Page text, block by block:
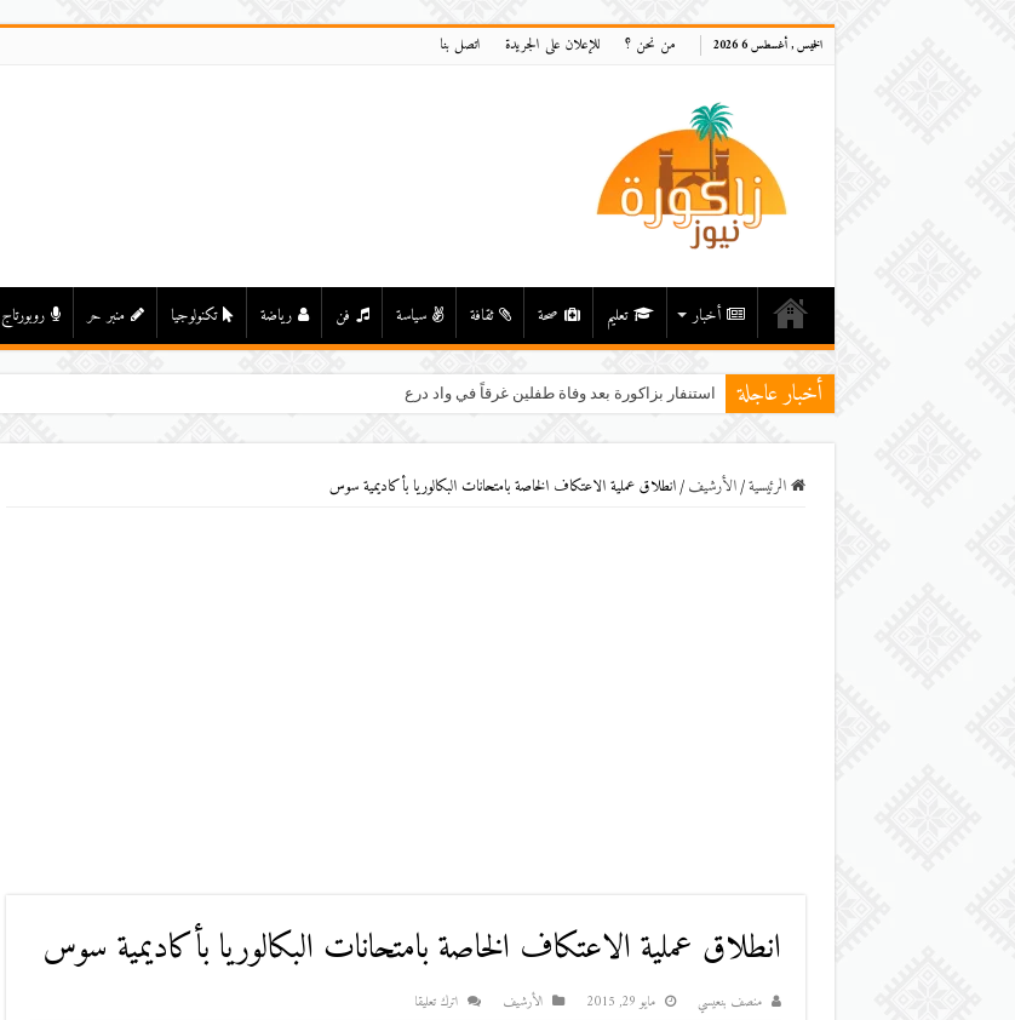
الخميس , أغسطس 6 2026 من نحن ؟ للإعلان على الجريدة اتصل بنا
أخبار تعليم صحة ثقافة سياسة فن رياضة تكنولوجيا منبر حر روبورتاج
أخبار عاجلة استنفار بزاكورة بعد وفاة طفلين غرقاً في واد درعة بأولاد يحيى لكراير
الرئيسية/اﻷرشيف/انطلاق عملية الاعتكاف الخاصة بامتحانات البكالوريا بأكاديمية سوس
انطلاق عملية الاعتكاف الخاصة بامتحانات البكالوريا بأكاديمية سوس
منصف بنعيسي مايو 29, 2015 اﻷرشيف اترك تعليقا